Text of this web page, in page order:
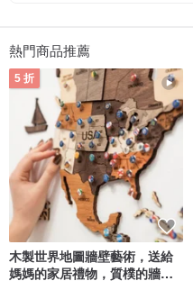
熱門商品推薦
5 折
木製世界地圖牆壁藝術，送給
媽媽的家居禮物，質樸的牆壁